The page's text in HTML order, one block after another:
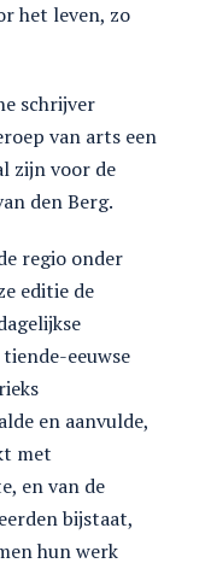
het leven, zo
schrijver
van arts een
zijn voor de
den Berg.
regio onder
editie de
eeuwse
en aanvulde,
met
en van de
bijstaat,
hun werk